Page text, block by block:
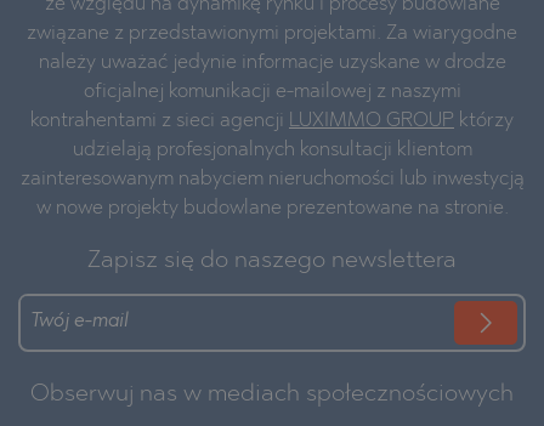
ze względu na dynamikę rynku i procesy budowlane
związane z przedstawionymi projektami. Za wiarygodne
należy uważać jedynie informacje uzyskane w drodze
oficjalnej komunikacji e-mailowej z naszymi
kontrahentami z sieci agencji LUXIMMO GROUP którzy
udzielają profesjonalnych konsultacji klientom
zainteresowanym nabyciem nieruchomości lub inwestycją
w nowe projekty budowlane prezentowane na stronie.
Zapisz się do naszego newslettera
Obserwuj nas w mediach społecznościowych